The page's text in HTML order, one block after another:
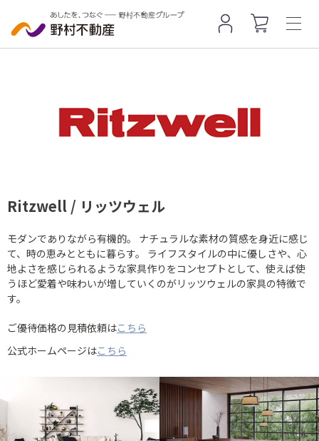
Ritzwell / リッツウェル
モダンでありながら有機的。 ナチュラルな素材の質感を身近に感じ
て、時の恵みとともに暮らす。 ライフスタイルの中に優しさや、心
地よさを感じられるような家具作りをコンセプトとして、使えば使
うほど愛着や味わいが増していくのがリッツウェルの家具の特徴で
す。
ご優待価格の見積依頼はこちら
公式ホームページはこちら